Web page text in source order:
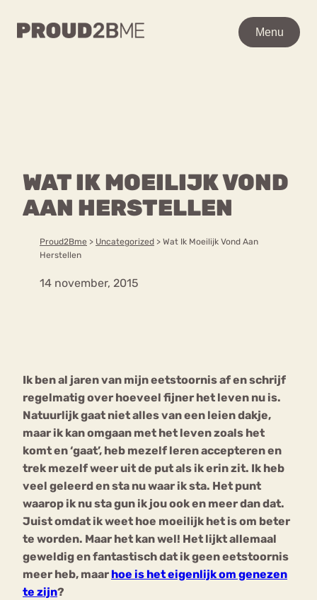
Menu
WAT IK MOEILIJK VOND
AAN HERSTELLEN
Proud2Bme > Uncategorized > Wat Ik Moeilijk Vond Aan
Herstellen
14 november, 2015
Ik ben al jaren van mijn eetstoornis af en schrijf
regelmatig over hoeveel fijner het leven nu is.
Natuurlijk gaat niet alles van een leien dakje,
maar ik kan omgaan met het leven zoals het
komt en ‘gaat’, heb mezelf leren accepteren en
trek mezelf weer uit de put als ik erin zit. Ik heb
veel geleerd en sta nu waar ik sta. Het punt
waarop ik nu sta gun ik jou ook en meer dan dat.
Juist omdat ik weet hoe moeilijk het is om beter
te worden. Maar het kan wel! Het lijkt allemaal
geweldig en fantastisch dat ik geen eetstoornis
meer heb, maar hoe is het eigenlijk om genezen
te zijn?
Menu
Content
Over ons
Forum
WAAR BEN JE NAAR OP
Over proud2bme
Contact
Vacatures
Privacyverklaring
mia
Nerv
osa
Eetstoornis Anorexia Nervosa
Eetbuien Piekeren Sport
Trauma
Orthorexia
Afvallen Angst